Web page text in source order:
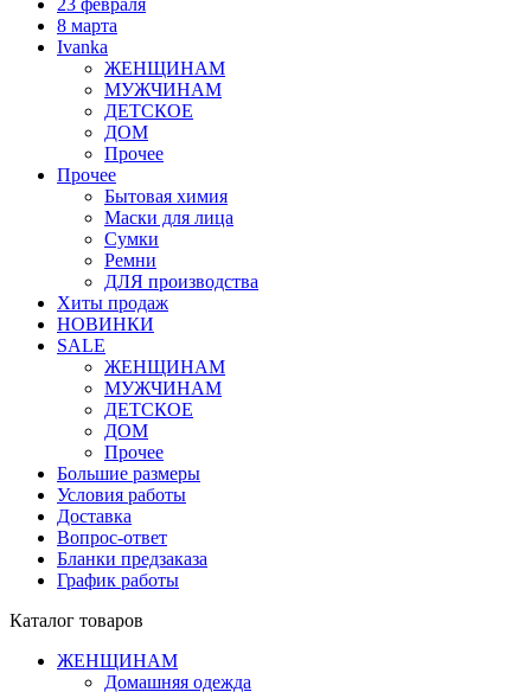
23 февраля
8 марта
Ivanka
ЖЕНЩИНАМ
МУЖЧИНАМ
ДЕТСКОЕ
ДОМ
Прочее
Прочее
Бытовая химия
Маски для лица
Сумки
Ремни
ДЛЯ производства
Хиты продаж
НОВИНКИ
SALE
ЖЕНЩИНАМ
МУЖЧИНАМ
ДЕТСКОЕ
ДОМ
Прочее
Большие размеры
Условия работы
Доставка
Вопрос-ответ
Бланки предзаказа
График работы
Каталог товаров
ЖЕНЩИНАМ
Домашняя одежда